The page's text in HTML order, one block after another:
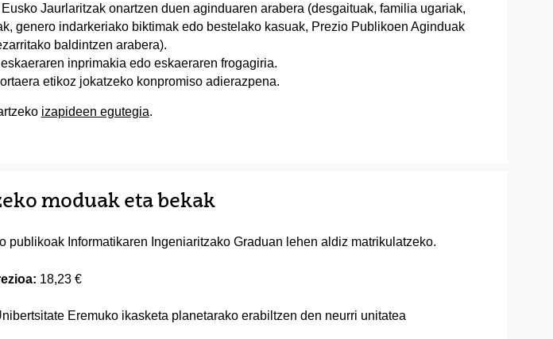
Jaurlaritzak onartzen duen aginduaren arabera (desgaituak, familia ugariak,
genero indarkeriako biktimak edo bestelako kasuak, Prezio Publikoen Aginduak
baldintzen arabera).
inprimakia edo eskaeraren frogagiria.
etikoz jokatzeko konpromiso adierazpena.
izapideen egutegia.
moduak eta bekak
publikoak Informatikaren Ingeniaritzako Graduan lehen aldiz matrikulatzeko.
18,23 €
Eremuko ikasketa planetarako erabiltzen den neurri unitatea